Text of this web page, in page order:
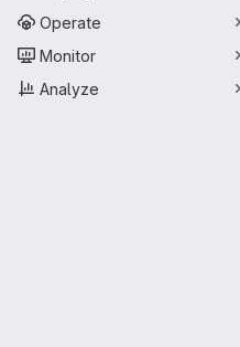
Operate
Monitor
Analyze